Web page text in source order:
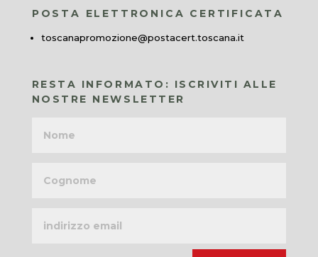
POSTA ELETTRONICA CERTIFICATA
toscanapromozione@postacert.toscana.it
RESTA INFORMATO: ISCRIVITI ALLE
NOSTRE NEWSLETTER
email